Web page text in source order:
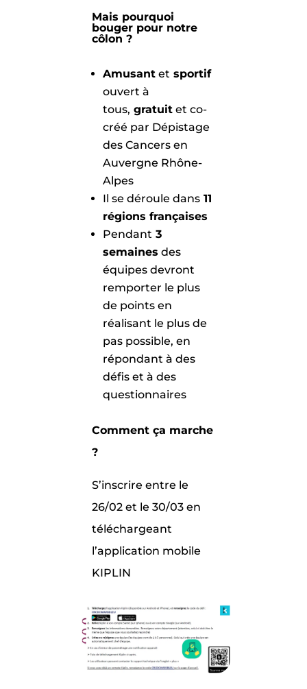
Mais pourquoi
bouger pour notre
côlon ?
Amusant et sportif
ouvert à
tous, gratuit et co-
créé par Dépistage
des Cancers en
Auvergne Rhône-
Alpes
Il se déroule dans 11
régions françaises
Pendant 3
semaines des
équipes devront
remporter le plus
de points en
réalisant le plus de
pas possible, en
répondant à des
défis et à des
questionnaires
Comment ça marche
?
S’inscrire entre le
26/02 et le 30/03 en
téléchargeant
l’application mobile
KIPLIN